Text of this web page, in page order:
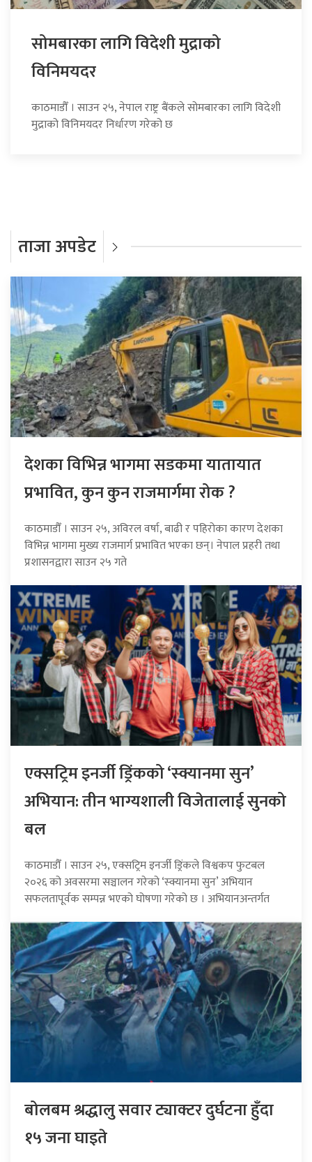
सोमबारका लागि विदेशी मुद्राको
विनिमयदर
काठमाडौँ । साउन २५, नेपाल राष्ट्र बैंकले सोमबारका लागि विदेशी
मुद्राको विनिमयदर निर्धारण गरेको छ
ताजा अपडेट
देशका विभिन्न भागमा सडकमा यातायात
प्रभावित, कुन कुन राजमार्गमा रोक ?
काठमाडौँ । साउन २५, अविरल वर्षा, बाढी र पहिरोका कारण देशका
विभिन्न भागमा मुख्य राजमार्ग प्रभावित भएका छन्। नेपाल प्रहरी तथा
प्रशासनद्वारा साउन २५ गते
एक्सट्रिम इनर्जी ड्रिंकको ‘स्क्यानमा सुन’
अभियान: तीन भाग्यशाली विजेतालाई सुनको
बल
काठमाडौँ । साउन २५, एक्सट्रिम इनर्जी ड्रिंकले विश्वकप फुटबल
२०२६ को अवसरमा सञ्चालन गरेको ‘स्क्यानमा सुन’ अभियान
सफलतापूर्वक सम्पन्न भएको घोषणा गरेको छ । अभियानअन्तर्गत
बोलबम श्रद्धालु सवार ट्याक्टर दुर्घटना हुँदा
१५ जना घाइते